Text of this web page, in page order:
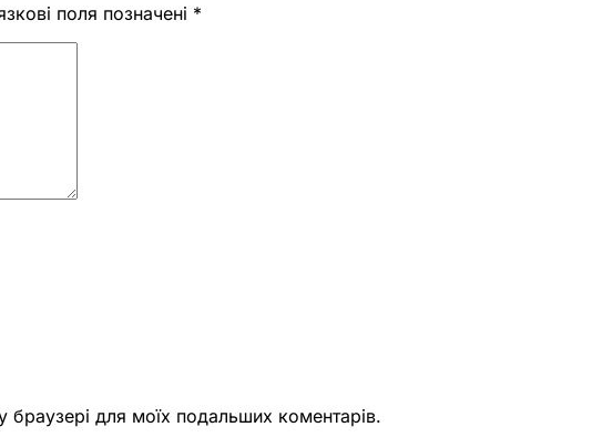
поля позначені *
для моїх подальших коментарів.